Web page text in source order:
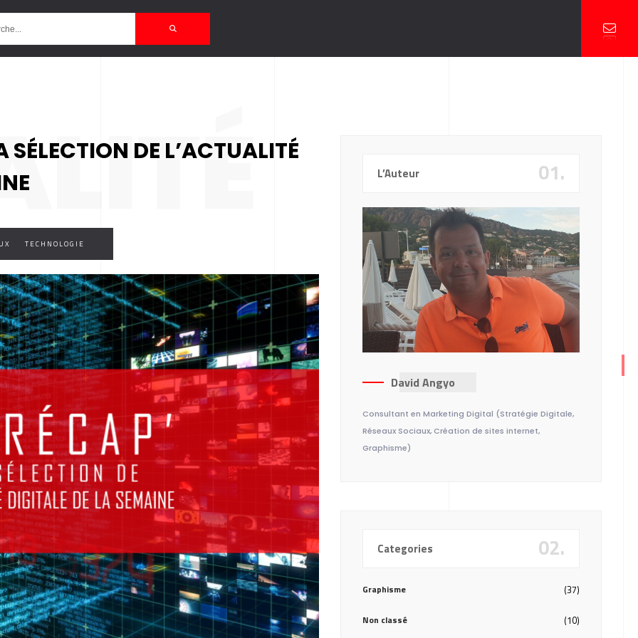
DE L’ACTUALITÉ
TECHNOLOGIE
L’Auteur 01.
David Angyo
Consultant en Marketing Digital (Stratégie Digitale,
Réseaux Sociaux, Création de sites internet,
Graphisme)
Categories 02.
Graphisme (37)
Non classé (10)